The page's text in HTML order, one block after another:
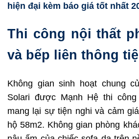
hiện đại kèm báo giá tốt nhất
Thi công nội thất
và bếp liên thông
Không gian sinh hoạt chung
Solari được Mạnh Hệ thi
mang lại sự tiện nghi và cảm
hộ 58m2. Không gian phòng